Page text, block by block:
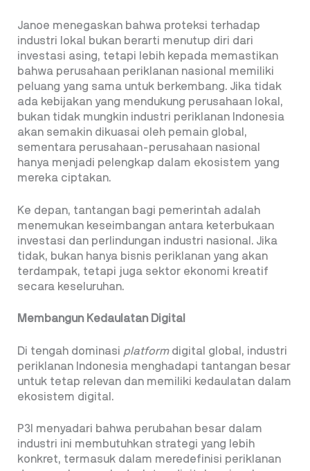
Janoe menegaskan bahwa proteksi terhadap
industri lokal bukan berarti menutup diri dari
investasi asing, tetapi lebih kepada memastikan
bahwa perusahaan periklanan nasional memiliki
peluang yang sama untuk berkembang. Jika tidak
ada kebijakan yang mendukung perusahaan lokal,
bukan tidak mungkin industri periklanan Indonesia
akan semakin dikuasai oleh pemain global,
sementara perusahaan-perusahaan nasional
hanya menjadi pelengkap dalam ekosistem yang
mereka ciptakan.
Ke depan, tantangan bagi pemerintah adalah
menemukan keseimbangan antara keterbukaan
investasi dan perlindungan industri nasional. Jika
tidak, bukan hanya bisnis periklanan yang akan
terdampak, tetapi juga sektor ekonomi kreatif
secara keseluruhan.
Membangun Kedaulatan Digital
Di tengah dominasi platform digital global, industri
periklanan Indonesia menghadapi tantangan besar
untuk tetap relevan dan memiliki kedaulatan dalam
ekosistem digital.
P3I menyadari bahwa perubahan besar dalam
industri ini membutuhkan strategi yang lebih
konkret, termasuk dalam meredefinisi periklanan